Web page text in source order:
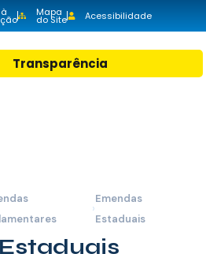
Mapa
do Site Acessibilidade
Transparência